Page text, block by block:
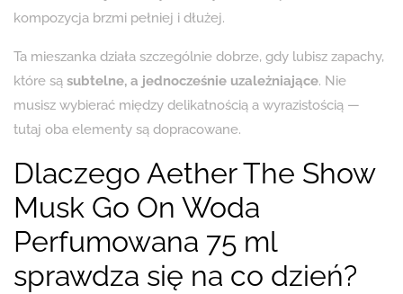
kompozycja brzmi pełniej i dłużej.
Ta mieszanka działa szczególnie dobrze, gdy lubisz zapachy,
które są subtelne, a jednocześnie uzależniające. Nie
musisz wybierać między delikatnością a wyrazistością —
tutaj oba elementy są dopracowane.
Dlaczego Aether The Show
Musk Go On Woda
Perfumowana 75 ml
sprawdza się na co dzień?